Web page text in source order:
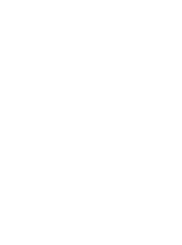
Partner von